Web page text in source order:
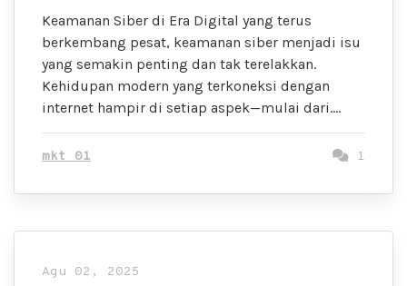
Keamanan Siber di Era Digital yang terus
berkembang pesat, keamanan siber menjadi isu
yang semakin penting dan tak terelakkan.
Kehidupan modern yang terkoneksi dengan
internet hampir di setiap aspek—mulai dari….
mkt 01 1
Agu 02, 2025